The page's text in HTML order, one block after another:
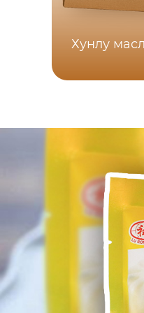
Хунлу